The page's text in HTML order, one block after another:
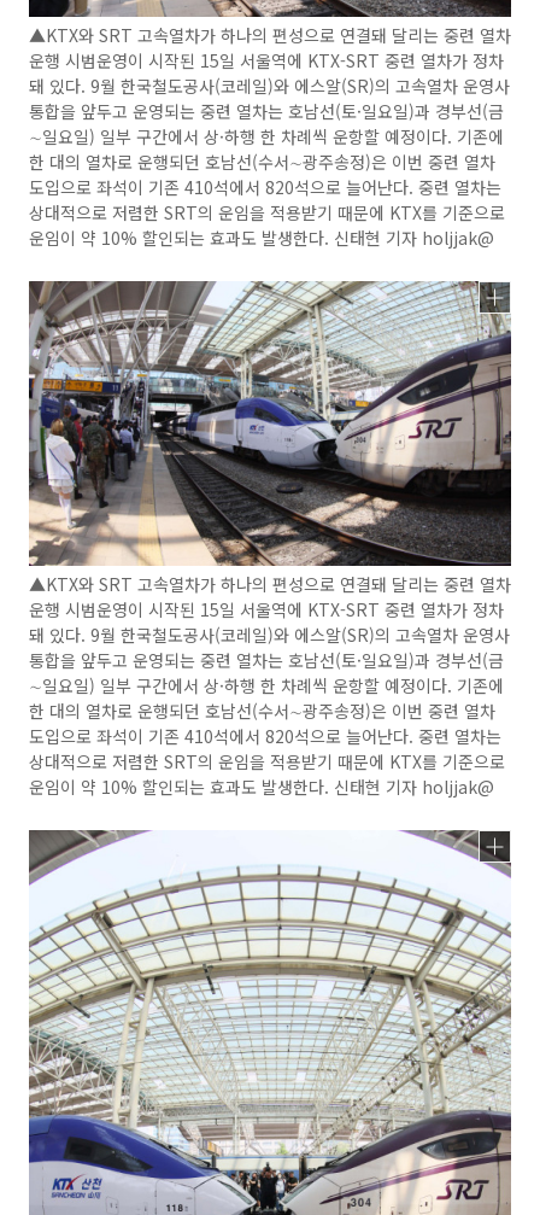
▲KTX와 SRT 고속열차가 하나의 편성으로 연결돼 달리는 중련 열차
운행 시범운영이 시작된 15일 서울역에 KTX-SRT 중련 열차가 정차
돼 있다. 9월 한국철도공사(코레일)와 에스알(SR)의 고속열차 운영사
통합을 앞두고 운영되는 중련 열차는 호남선(토·일요일)과 경부선(금
∼일요일) 일부 구간에서 상·하행 한 차례씩 운항할 예정이다. 기존에
한 대의 열차로 운행되던 호남선(수서∼광주송정)은 이번 중련 열차
도입으로 좌석이 기존 410석에서 820석으로 늘어난다. 중련 열차는
상대적으로 저렴한 SRT의 운임을 적용받기 때문에 KTX를 기준으로
운임이 약 10% 할인되는 효과도 발생한다. 신태현 기자 holjjak@
▲KTX와 SRT 고속열차가 하나의 편성으로 연결돼 달리는 중련 열차
운행 시범운영이 시작된 15일 서울역에 KTX-SRT 중련 열차가 정차
돼 있다. 9월 한국철도공사(코레일)와 에스알(SR)의 고속열차 운영사
통합을 앞두고 운영되는 중련 열차는 호남선(토·일요일)과 경부선(금
∼일요일) 일부 구간에서 상·하행 한 차례씩 운항할 예정이다. 기존에
한 대의 열차로 운행되던 호남선(수서∼광주송정)은 이번 중련 열차
도입으로 좌석이 기존 410석에서 820석으로 늘어난다. 중련 열차는
상대적으로 저렴한 SRT의 운임을 적용받기 때문에 KTX를 기준으로
운임이 약 10% 할인되는 효과도 발생한다. 신태현 기자 holjjak@